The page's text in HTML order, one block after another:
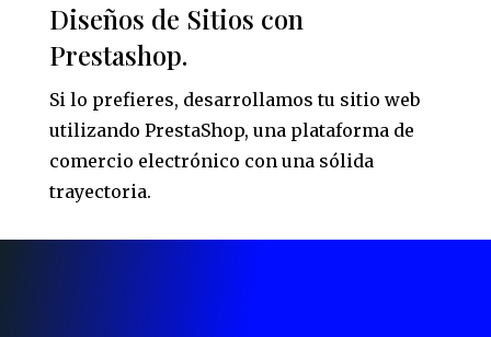
Diseños de Sitios con
Prestashop.
Si lo prefieres, desarrollamos tu sitio web
utilizando PrestaShop, una plataforma de
comercio electrónico con una sólida
trayectoria.